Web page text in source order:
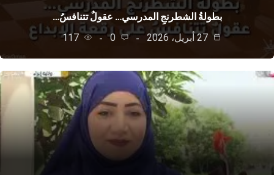
بطولةُ الشطرنجِ المدرسي… عقولٌ تتنافسُ…
0
117